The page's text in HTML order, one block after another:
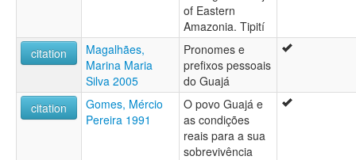
of Eastern
Amazonia. Tipití
citation
Magalhães,
Marina Maria
Silva 2005
Pronomes e
prefixos pessoais
do Guajá
citation
Gomes, Mércio
Pereira 1991
O povo Guajá e
as condições
reais para a sua
sobrevivência